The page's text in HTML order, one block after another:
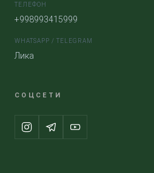
ТЕЛЕФОН
+998993415999
WHATSAPP / TELEGRAM
Лика
СОЦСЕТИ